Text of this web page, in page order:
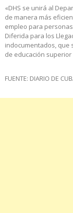
«DHS se unirá al
de manera más
empleo para
Diferida para los
indocumentados, que
de educación superior
FUENTE: DIARIO DE